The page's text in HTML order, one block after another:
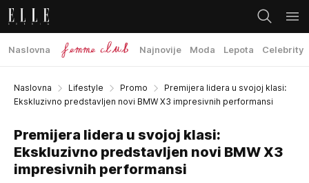
Naslovna Najnovije Moda Lepota Celebrity
Naslovna Lifestyle Promo
Premijera lidera u svojoj klasi:
Ekskluzivno predstavljen novi BMW X3 impresivnih performansi
Premijera lidera u svojoj klasi:
Ekskluzivno predstavljen novi BMW X3
impresivnih performansi